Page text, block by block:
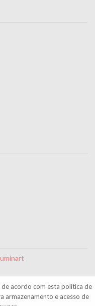
de acordo com esta política de
armazenamento e acesso de